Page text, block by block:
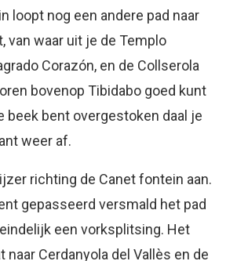
loopt nog een andere pad naar
van waar uit je de Templo
Corazón, en de Collserola
bovenop Tibidabo goed kunt
beek bent overgestoken daal je
weer af.
richting de Canet fontein aan.
gepasseerd versmald het pad
een vorksplitsing. Het
naar Cerdanyola del Vallès en de